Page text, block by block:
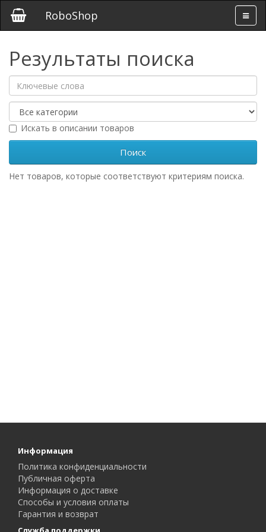
RoboShop
Результаты поиска
Искать в описании товаров
Нет товаров, которые соответствуют критериям поиска.
Информация
Политика конфиденциальности
Публичная оферта
Информация о доставке
Способы и условия оплаты
Гарантия и возврат